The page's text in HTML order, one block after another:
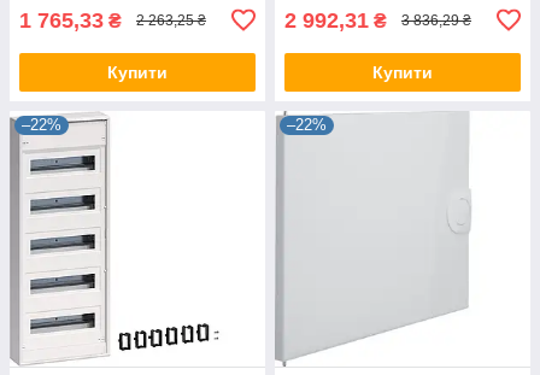
1 765,33 ₴ 2 263,25 ₴
Купити
2 992,31 ₴ 3 836,29 ₴
Купити
–22% –22%